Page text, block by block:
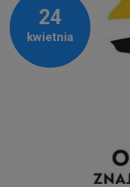
24
kwietnia